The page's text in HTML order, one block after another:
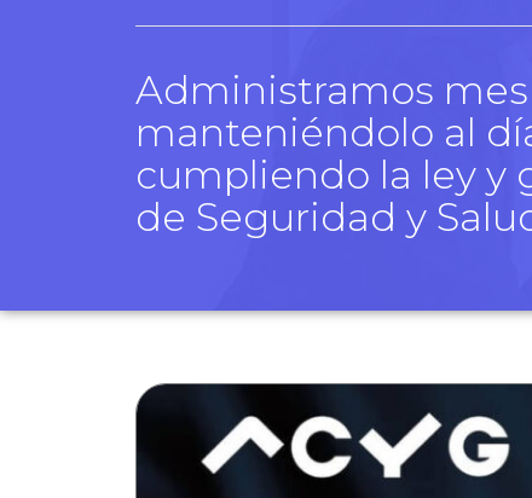
Administramos mes
manteniéndolo al
cumpliendo la ley y
de Seguridad y